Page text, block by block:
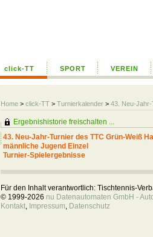
click-TT SPORT VEREIN
Home > click-TT > Turnierkalender > 43. Neu-
Ergebnishistorie freischalten ...
43. Neu-Jahr-Turnier des TTC Grün-Weiß
männliche Jugend Einzel
Turnier-Spielergebnisse
Für den Inhalt verantwortlich: Tischtennis-
© 1999-2026 nu Datenautomaten GmbH -
Kontakt, Impressum, Datenschutz